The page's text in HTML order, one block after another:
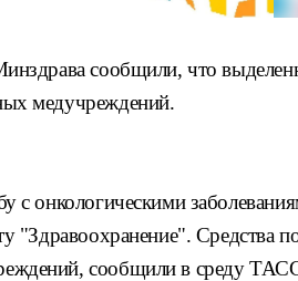
сообщили, что
медучреждений.
с онкологическими
"Здравоохранение". Средства
сообщили в среду